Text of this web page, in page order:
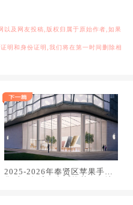
以及网友投稿,版权归属于原始作者,如果
明和身份证明,我们将在第一时间删除相
2025-2026年奉贤区苹果手机